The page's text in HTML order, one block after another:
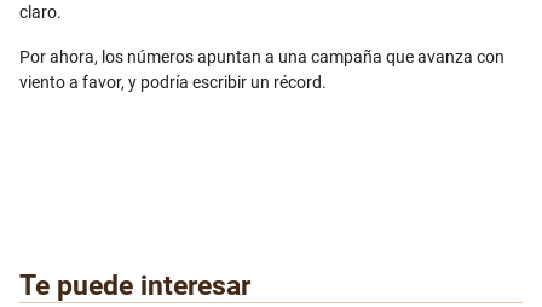
claro.
Por ahora, los números apuntan a una campaña que avanza con
viento a favor, y podría escribir un récord.
Te puede interesar